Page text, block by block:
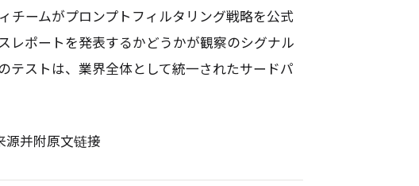
チームがプロンプトフィルタリング戦略を公式
レポートを発表するかどうかが観察のシグナル
テストは、業界全体として統一されたサードパ
源并附原文链接